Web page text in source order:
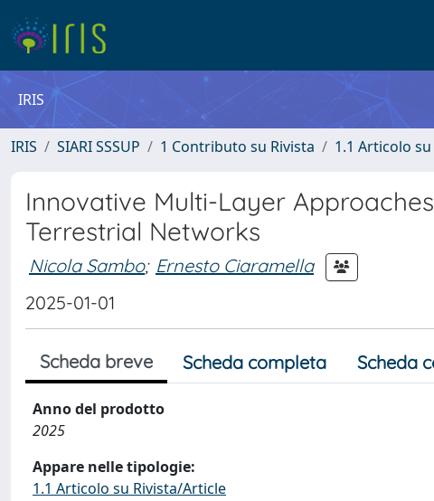
IRIS
IRIS SIARI SSSUP 1 Contributo su Rivista 1.1 Articolo
Innovative Multi-Layer
Terrestrial Networks
Nicola Sambo; Ernesto Ciaramella
2025-01-01
Scheda breve Scheda completa Scheda
Anno del prodotto
2025
Appare nelle tipologie:
1.1 Articolo su Rivista/Article